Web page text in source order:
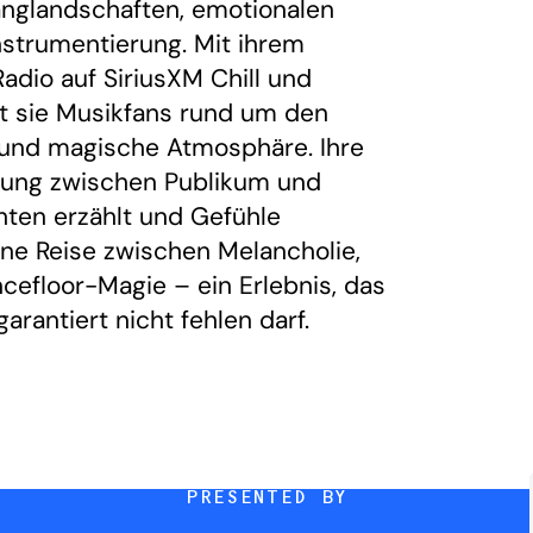
emotionalen
Mit ihrem
auf SiriusXM Chill und
Musikfans rund um den
magische Atmosphäre. Ihre
zwischen Publikum und
erzählt und Gefühle
Reise zwischen Melancholie,
Magie – ein Erlebnis, das
nicht fehlen darf.
PRESENTED BY